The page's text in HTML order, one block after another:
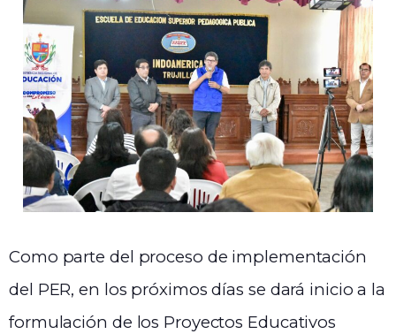
Como parte del proceso de implementación
del PER, en los próximos días se dará inicio a la
formulación de los Proyectos Educativos